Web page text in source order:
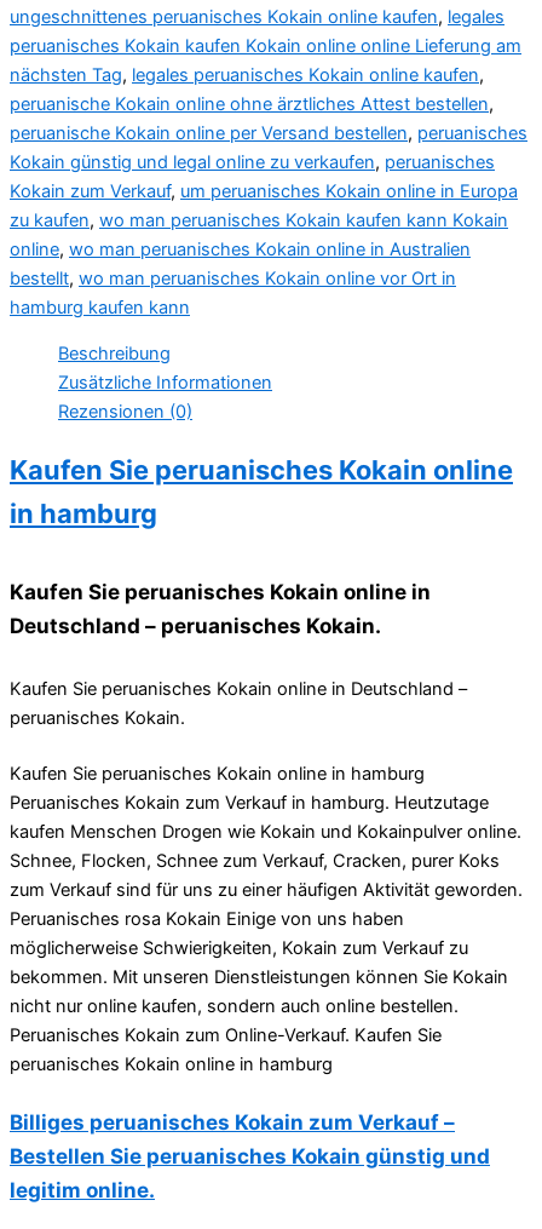
ungeschnittenes peruanisches Kokain online kaufen, legales
peruanisches Kokain kaufen Kokain online online Lieferung am
nächsten Tag, legales peruanisches Kokain online kaufen,
peruanische Kokain online ohne ärztliches Attest bestellen,
peruanische Kokain online per Versand bestellen, peruanisches
Kokain günstig und legal online zu verkaufen, peruanisches
Kokain zum Verkauf, um peruanisches Kokain online in Europa
zu kaufen, wo man peruanisches Kokain kaufen kann Kokain
online, wo man peruanisches Kokain online in Australien
bestellt, wo man peruanisches Kokain online vor Ort in
hamburg kaufen kann
Beschreibung
Zusätzliche Informationen
Rezensionen (0)
Kaufen Sie peruanisches Kokain online
in hamburg
Kaufen Sie peruanisches Kokain online in
Deutschland – peruanisches Kokain.
Kaufen Sie peruanisches Kokain online in Deutschland –
peruanisches Kokain.
Kaufen Sie peruanisches Kokain online in hamburg
Peruanisches Kokain zum Verkauf in hamburg. Heutzutage
kaufen Menschen Drogen wie Kokain und Kokainpulver online.
Schnee, Flocken, Schnee zum Verkauf, Cracken, purer Koks
zum Verkauf sind für uns zu einer häufigen Aktivität geworden.
Peruanisches rosa Kokain Einige von uns haben
möglicherweise Schwierigkeiten, Kokain zum Verkauf zu
bekommen. Mit unseren Dienstleistungen können Sie Kokain
nicht nur online kaufen, sondern auch online bestellen.
Peruanisches Kokain zum Online-Verkauf. Kaufen Sie
peruanisches Kokain online in hamburg
Billiges peruanisches Kokain zum Verkauf –
Bestellen Sie peruanisches Kokain günstig und
legitim online.